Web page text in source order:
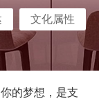
文化属性
的梦想，是支